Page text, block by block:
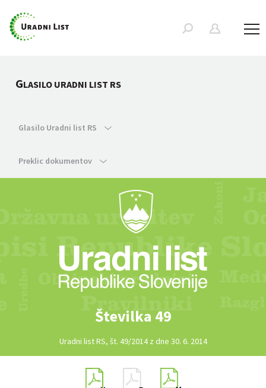
GLASILO URADNI LIST RS
Glasilo Uradni list RS
Preklic dokumentov
Številka 49
Uradni list RS, št. 49/2014 z dne 30. 6. 2014